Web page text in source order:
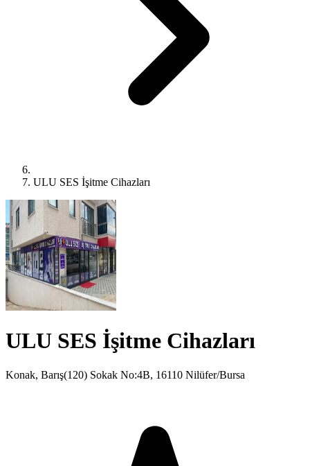
ULU SES İşitme Cihazları
ULU SES İşitme Cihazları
Konak, Barış(120) Sokak No:4B, 16110 Nilüfer/Bursa